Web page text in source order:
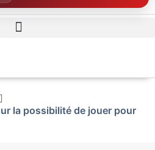
la possibilité de jouer pour